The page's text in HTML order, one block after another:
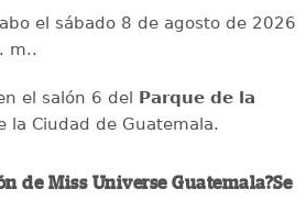
el sábado 8 de agosto de 2026
m..
el salón 6 del Parque de la
la Ciudad de Guatemala.
de Miss Universe Guatemala?Se